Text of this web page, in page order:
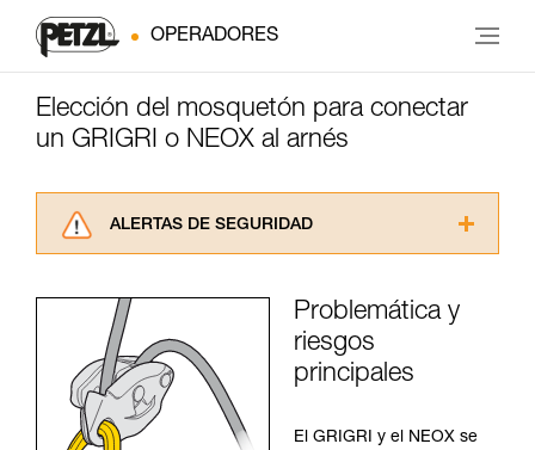
OPERADORES
Elección del mosquetón para conectar
un GRIGRI o NEOX al arnés
ALERTAS DE SEGURIDAD
consultarlo. Usted debe comprender la
información de la ficha técnica para poder
comprender este complemento informativo.
Dominar estas técnicas requiere una formación
y un entrenamiento específico. Confirme a
través de un profesional su capacidad para
Problemática y
riesgos
principales
El GRIGRI y el NEOX se